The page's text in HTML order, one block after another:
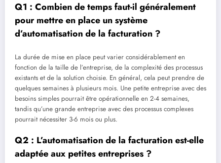
Q1 : Combien de temps faut-il généralement
pour mettre en place un système
d’automatisation de la facturation ?
La durée de mise en place peut varier considérablement en
fonction de la taille de l’entreprise, de la complexité des processus
existants et de la solution choisie. En général, cela peut prendre de
quelques semaines à plusieurs mois. Une petite entreprise avec des
besoins simples pourrait être opérationnelle en 2-4 semaines,
tandis qu’une grande entreprise avec des processus complexes
pourrait nécessiter 3-6 mois ou plus.
Q2 : L’automatisation de la facturation est-elle
adaptée aux petites entreprises ?